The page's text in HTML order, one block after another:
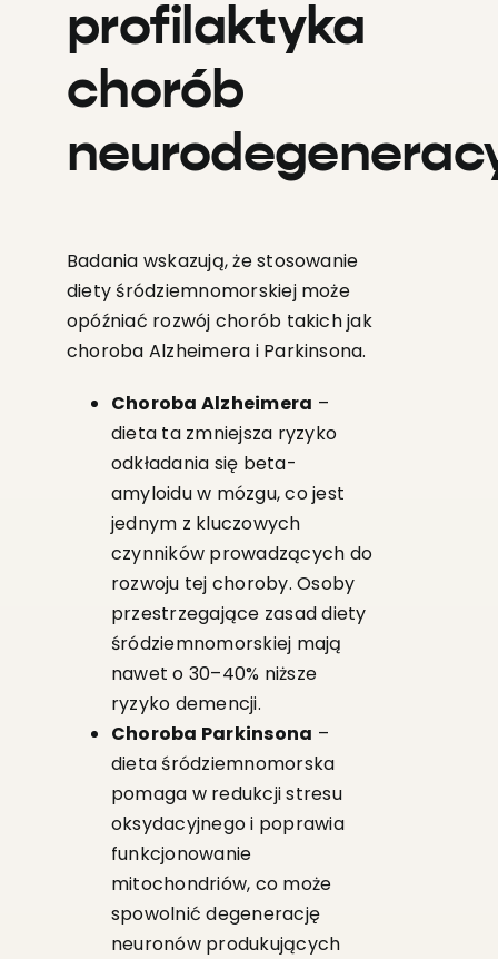
profilaktyka
chorób
Badania wskazują, że stosowanie
diety śródziemnomorskiej może
opóźniać rozwój chorób takich jak
choroba Alzheimera i Parkinsona.
Choroba Alzheimera –
dieta ta zmniejsza ryzyko
odkładania się beta-
amyloidu w mózgu, co jest
jednym z kluczowych
czynników prowadzących do
rozwoju tej choroby. Osoby
przestrzegające zasad diety
śródziemnomorskiej mają
nawet o 30–40% niższe
ryzyko demencji.
Choroba Parkinsona –
dieta śródziemnomorska
pomaga w redukcji stresu
oksydacyjnego i poprawia
funkcjonowanie
mitochondriów, co może
spowolnić degenerację
neuronów produkujących